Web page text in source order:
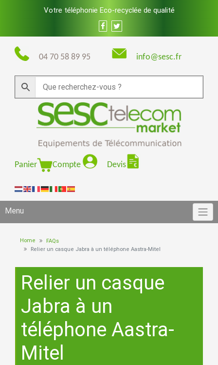
Votre téléphonie Eco-recyclée de qualité
04 70 58 89 95 info@sesc.fr
Panier Compte Devis
Menu
Home
FAQs
Relier un casque Jabra à un téléphone Aastra-Mitel
Relier un casque
Jabra à un
téléphone Aastra-
Mitel